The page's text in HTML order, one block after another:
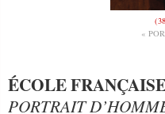
«
ÉCOLE
PORTRAIT